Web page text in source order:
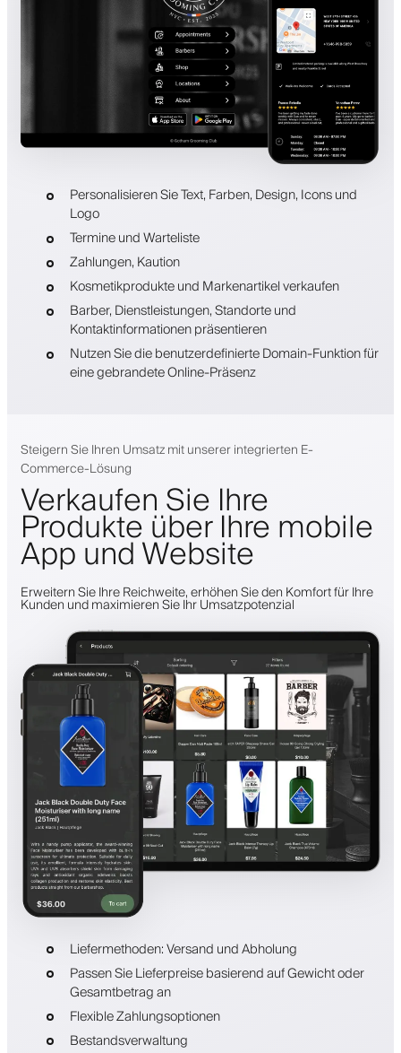
Personalisieren Sie Text, Farben, Design, Icons und
Logo
Termine und Warteliste
Zahlungen, Kaution
Kosmetikprodukte und Markenartikel verkaufen
Barber, Dienstleistungen, Standorte und
Kontaktinformationen präsentieren
Nutzen Sie die benutzerdefinierte Domain-Funktion für
eine gebrandete Online-Präsenz
Steigern Sie Ihren Umsatz mit unserer integrierten E-
Commerce-Lösung
Verkaufen Sie Ihre
Produkte über Ihre mobile
App und Website
Erweitern Sie Ihre Reichweite, erhöhen Sie den Komfort für Ihre
Kunden und maximieren Sie Ihr Umsatzpotenzial
Liefermethoden: Versand und Abholung
Passen Sie Lieferpreise basierend auf Gewicht oder
Gesamtbetrag an
Flexible Zahlungsoptionen
Bestandsverwaltung